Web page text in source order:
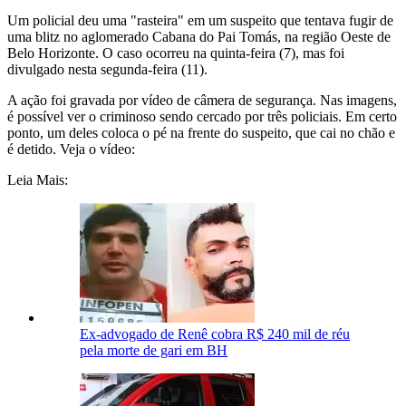
Um policial deu uma "rasteira" em um suspeito que tentava fugir de
uma blitz no aglomerado Cabana do Pai Tomás, na região Oeste de
Belo Horizonte. O caso ocorreu na quinta-feira (7), mas foi
divulgado nesta segunda-feira (11).
A ação foi gravada por vídeo de câmera de segurança. Nas imagens,
é possível ver o criminoso sendo cercado por três policiais. Em certo
ponto, um deles coloca o pé na frente do suspeito, que cai no chão e
é detido. Veja o vídeo:
Leia Mais:
Ex-advogado de Renê cobra R$ 240 mil de réu
pela morte de gari em BH